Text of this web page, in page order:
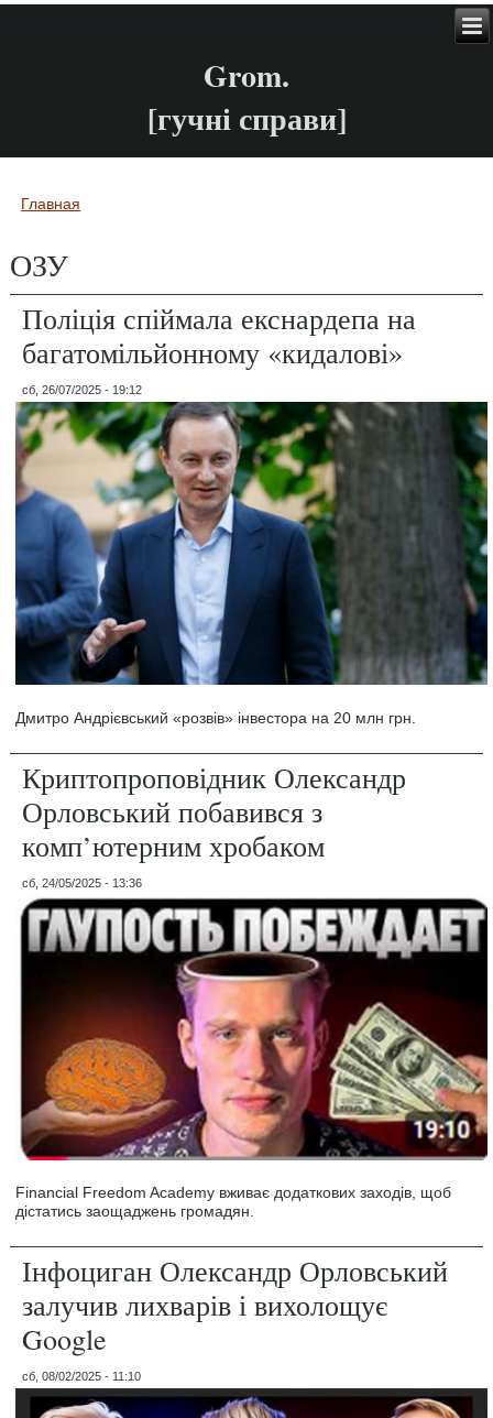
Grom.
[гучні справи]
Вы здесь
Главная
ОЗУ
Поліція спіймала екснардепа на
багатомільйонному «кидалові»
сб, 26/07/2025 - 19:12
Дмитро Андрієвський «розвів» інвестора на 20 млн грн.
Криптопроповідник Олександр
Орловський побавився з
комп’ютерним хробаком
сб, 24/05/2025 - 13:36
Financial Freedom Academy вживає додаткових заходів, щоб
дістатись заощаджень громадян.
Інфоциган Олександр Орловський
залучив лихварів і вихолощує
Google
сб, 08/02/2025 - 11:10